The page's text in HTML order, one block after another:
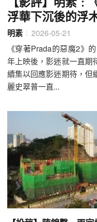
浮華下沉後的浮
明素
2026-05-21
《穿著Prada的惡魔2》
年上映後，影迷就一直期
續集以回應影迷期待，但
麗史翠普一直...